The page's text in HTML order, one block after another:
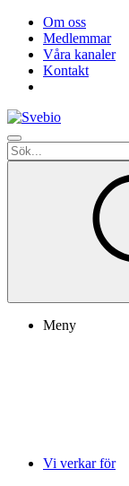
Om oss
Medlemmar
Våra kanaler
Kontakt
Meny
Vi verkar för